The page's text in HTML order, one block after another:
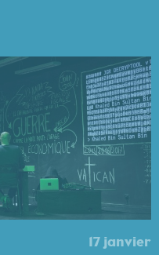
17 janvier